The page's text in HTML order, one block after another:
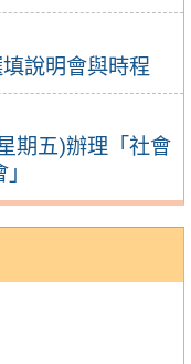
說明會與時程
期五)辦理「社會